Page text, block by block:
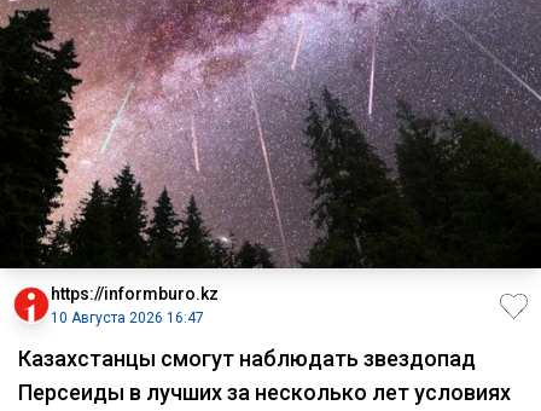
https://informburo.kz
10 Августа 2026 16:47
Казахстанцы смогут наблюдать звездопад
Персеиды в лучших за несколько лет условиях